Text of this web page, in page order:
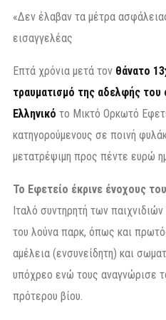
«Δεν έλαβαν τα μέτρα
εισαγγελέας
Επτά χρόνια μετά τον θάνατο
τραυματισμό της αδελφής
Ελληνικό το Μικτό Ορκωτό
κατηγορούμενους σε ποινή
μετατρέψιμη προς πέντε ευρώ
Το Εφετείο έκρινε ένοχους
Ιταλό συντηρητή των
του λούνα παρκ, όπως και
αμέλεια (ενσυνείδητη) και
υπόχρεο ενώ τους αναγνώρισε
πρότερου βίου.